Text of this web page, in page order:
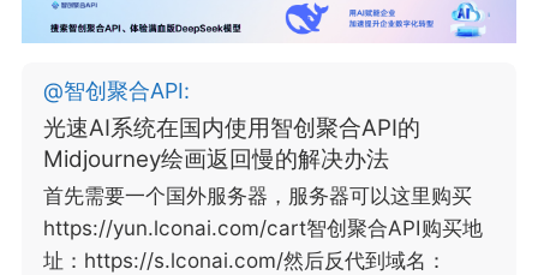
10:10
中英翻译
事想用上客户端...
# 智狐AI工作台
@智创聚合API:
光速AI系统在国内使用智创聚合API的
Midjourney绘画返回慢的解决办法
首先需要一个国外服务器，服务器可以这里购买
https://yun.lconai.com/cart智创聚合API购买地
址：https://s.lconai.com/然后反代到域名：